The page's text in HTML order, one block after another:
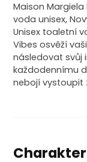
Maison Margiela
voda unisex,
Unisex toaletní
Vibes osvěží
následovat svůj
každodennímu
nebojí vystoupit